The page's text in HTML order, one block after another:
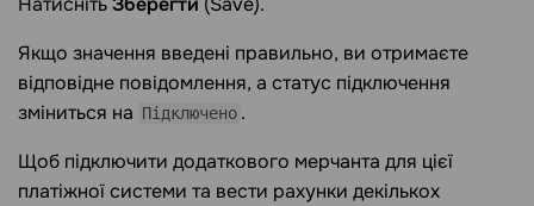
Якщо значення введені правильно, ви отримаєте
відповідне повідомлення, а статус підключення
зміниться на Підключено .
Щоб підключити додаткового мерчанта для цієї
платіжної системи та вести рахунки декількох